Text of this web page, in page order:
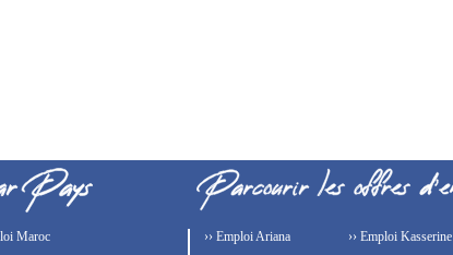
Maroc
›› Emploi Ariana
›› Emploi Kasserine